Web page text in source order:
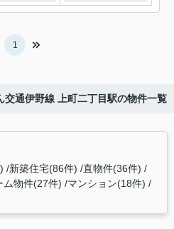
1
交通伊野線 上町二丁目駅の物件一覧
新築住宅(86件) 直物件(36件)
ム物件(27件) マンション(18件)